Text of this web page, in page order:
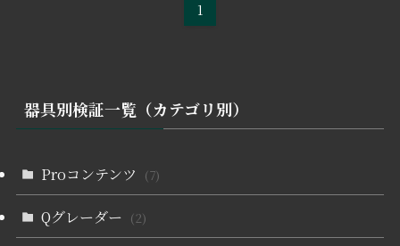
1
器具別検証一覧（カテゴリ別）
Proコンテンツ (7)
Qグレーダー (2)